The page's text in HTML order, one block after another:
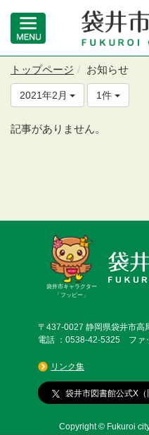
トップページ お知らせ
2021年2月 1件
記事がありません。
袋井市キャラクター
「フッピー」
〒437-0027 静岡県袋井市高
電話 ：0538-42-5325 ファ
リンク集
袋井市図書館公式X（
Copyright © Fukuroi